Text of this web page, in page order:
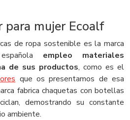
para mujer Ecoalf
de ropa sostenible es la marca
empleo materiales
de sus productos, como es el
que os presentamos de esa
fabrica chaquetas con botellas
demostrando su constante
ambiente.